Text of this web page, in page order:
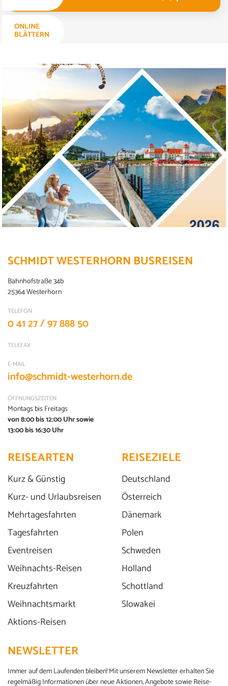
Karpfen blau
©Siebenlicht - stock.adobe.com
ONLINE
BLÄTTERN
SCHMIDT WESTERHORN BUSREISEN
Bahnhofstraße 34b
25364 Westerhorn
TELEFON
0 41 27 / 97 888 50
TELEFAX
E-MAIL
info@schmidt-westerhorn.de
ÖFFNUNGSZEITEN
Montags bis Freitags
von 8:00 bis 12:00 Uhr sowie
13:00 bis 16:30 Uhr
REISEARTEN
Kurz & Günstig
Kurz- und Urlaubsreisen
Mehrtagesfahrten
Tagesfahrten
Eventreisen
Weihnachts-Reisen
Kreuzfahrten
Weihnachtsmarkt
Aktions-Reisen
REISEZIELE
Deutschland
Österreich
Dänemark
Polen
Schweden
Holland
Schottland
Slowakei
NEWSLETTER
Immer auf dem Laufenden bleiben! Mit unserem Newsletter erhalten Sie
regelmäßig Informationen über neue Aktionen, Angebote sowie Reise-